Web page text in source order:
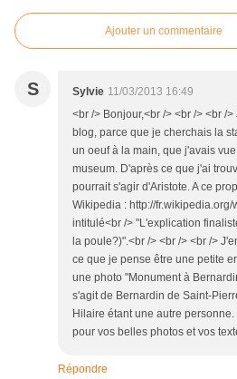
Ajouter un commentaire
S Sylvie 11/03/2013 16:49
<br /> Bonjour,<br /> <br /> <br /
blog, parce que je cherchais la
un oeuf à la main, que j'avais
museum. D'après ce que j'ai
pourrait s'agir d'Aristote. A ce
Wikipedia : http://
intitulé<br /> "L'explication
la poule?)".<br /> <br /> <br />
ce que je pense être une petite
une photo "Monument à
s'agit de Bernardin de Saint-
Hilaire étant une autre personne.
pour vos belles photos et vos
Répondre